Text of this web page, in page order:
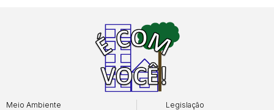
Meio Ambiente
Legislação